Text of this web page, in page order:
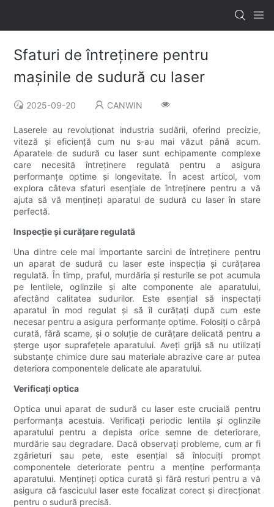
Sfaturi de întreținere pentru
mașinile de sudură cu laser
2025-09-20 CANWIN
Laserele au revoluționat industria sudării, oferind precizie,
viteză și eficiență cum nu s-au mai văzut până acum.
Aparatele de sudură cu laser sunt echipamente complexe
care necesită întreținere regulată pentru a asigura
performanțe optime și longevitate. În acest articol, vom
explora câteva sfaturi esențiale de întreținere pentru a vă
ajuta să vă mențineți aparatul de sudură cu laser în stare
perfectă.
Inspecție și curățare regulată
Una dintre cele mai importante sarcini de întreținere pentru
un aparat de sudură cu laser este inspecția și curățarea
regulată. În timp, praful, murdăria și resturile se pot acumula
pe lentilele, oglinzile și alte componente ale aparatului,
afectând calitatea sudurilor. Este esențial să inspectați
aparatul în mod regulat și să îl curățați după cum este
necesar pentru a asigura performanțe optime. Folosiți o cârpă
curată, fără scame, și o soluție de curățare delicată pentru a
șterge ușor suprafețele aparatului. Aveți grijă să nu utilizați
substanțe chimice dure sau materiale abrazive care ar putea
deteriora componentele delicate ale aparatului.
Verificați optica
Optica unui aparat de sudură cu laser este crucială pentru
performanța acestuia. Verificați periodic lentila și oglinzile
aparatului pentru a depista orice semne de deteriorare,
murdărie sau degradare. Dacă observați probleme, cum ar fi
zgârieturi sau pete, este esențial să înlocuiți prompt
componentele deteriorate pentru a menține performanța
aparatului. Mențineți optica curată și fără resturi pentru a vă
asigura că fasciculul laser este focalizat corect și direcționat
pentru o sudură precisă.